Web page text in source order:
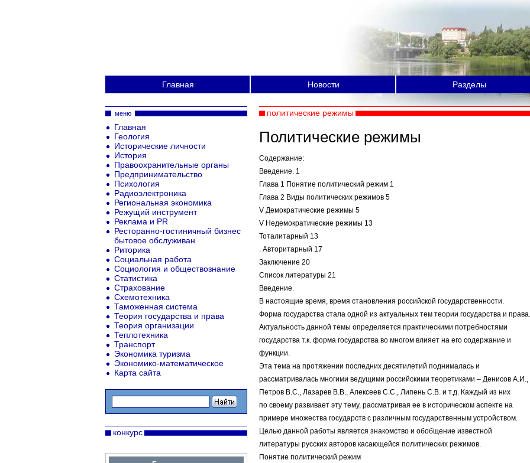
Главная Новости Разделы
политические режимы
Политические режимы
Содержание:
Введение. 1
Глава 1 Понятие политический режим 1
Глава 2 Виды политических режимов 5
V Демократические режимы 5
V Недемократические режимы 13
Тоталитарный 13
. Авторитарный 17
Заключение 20
Список литературы 21
Введение.
В настоящие время, время становления российской государственности.
Форма государства стала одной из актуальных тем теории государства и права.
Актуальность данной темы определяется практическими потребностями
государства т.к. форма государства во многом влияет на его содержание и
функции.
Эта тема на протяжении последних десятилетий поднималась и
рассматривалась многими ведущими российскими теоретиками – Денисов А.И.,
Петров В.С., Лазарев В.В., Алексеев С.С., Липень С.В. и т.д. Каждый из них
по своему развивает эту тему, рассматривая ее в историческом аспекте на
примере множества государств с различным государственным устройством.
Целью данной работы является знакомство и обобщение известной
литературы русских авторов касающейся политических режимов.
Понятие политический режим
меню
Главная
Геология
Исторические личности
История
Правоохранительные органы
Предпринимательство
Психология
Радиоэлектроника
Региональная экономика
Режущий инструмент
Реклама и PR
Ресторанно-гостиничный бизнес
бытовое обслуживан
Риторика
Социальная работа
Социология и обществознание
Статистика
Страхование
Схемотехника
Таможенная система
Теория государства и права
Теория организации
Теплотехника
Транспорт
Экономика туризма
Экономико-математическое
Карта сайта
конкурс